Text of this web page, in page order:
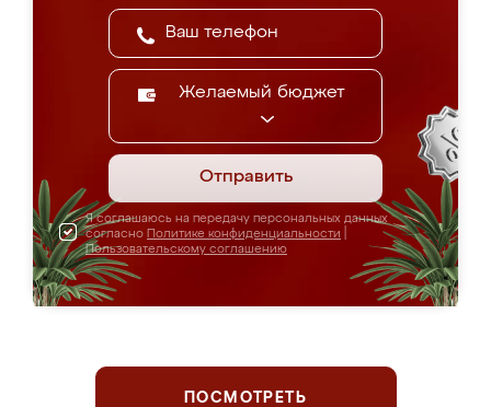
Желаемый бюджет
Отправить
Я соглашаюсь на передачу персональных данных
согласно Политике конфиденциальности
Пользовательскому соглашению
ПОСМОТРЕТЬ